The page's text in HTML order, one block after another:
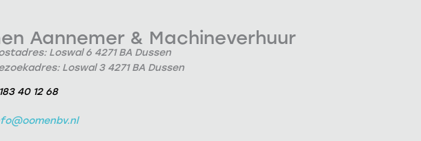
Aannemer & Machineverhuur
Loswal 6 4271 BA Dussen
Loswal 3 4271 BA Dussen
40 12 68